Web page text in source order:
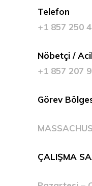
Telefon
+1 857 250
Nöbetçi /
+1 857 207
Görev
ÇALIŞMA